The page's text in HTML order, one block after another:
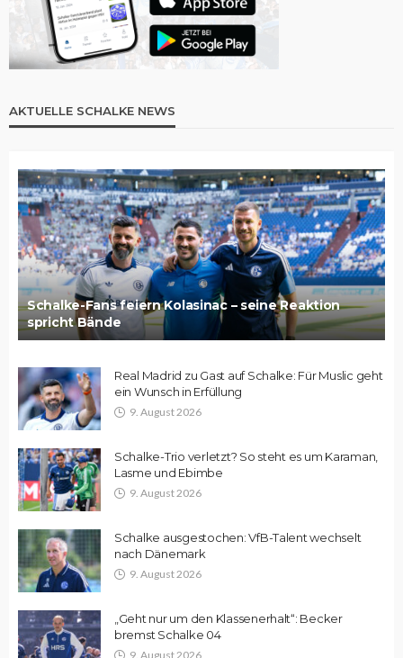
AKTUELLE SCHALKE NEWS
Schalke-Fans feiern Kolasinac – seine Reaktion
spricht Bände
Real Madrid zu Gast auf Schalke: Für Muslic geht
ein Wunsch in Erfüllung
9. August 2026
Schalke-Trio verletzt? So steht es um Karaman,
Lasme und Ebimbe
9. August 2026
Schalke ausgestochen: VfB-Talent wechselt
nach Dänemark
9. August 2026
„Geht nur um den Klassenerhalt“: Becker
bremst Schalke 04
9. August 2026